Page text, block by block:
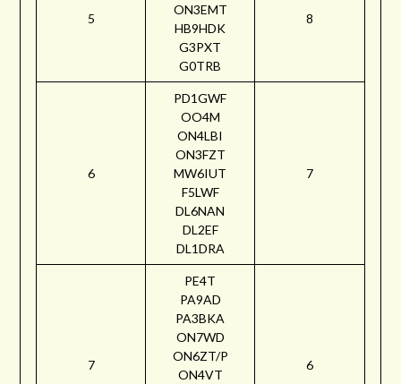
5
ON3EMT
HB9HDK
G3PXT
G0TRB
8
6
PD1GWF
OO4M
ON4LBI
ON3FZT
MW6IUT
F5LWF
DL6NAN
DL2EF
DL1DRA
7
7
PE4T
PA9AD
PA3BKA
ON7WD
ON6ZT/P
ON4VT
6